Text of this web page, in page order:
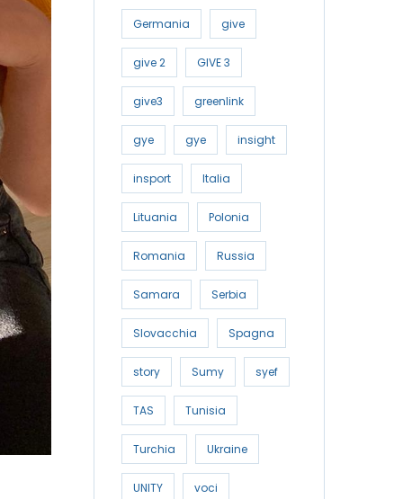
Germania give
give 2 GIVE 3
give3 greenlink
gye gye insight
insport Italia
Lituania Polonia
Romania Russia
Samara Serbia
Slovacchia Spagna
story Sumy syef
TAS Tunisia
Turchia Ukraine
UNITY voci